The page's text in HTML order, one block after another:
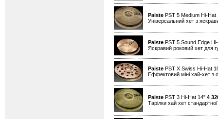
Paiste PST 5 Medium Hi-
Універсальний хет з
Paiste PST 5 Sound Edge
Яскравий роковий хет для
Paiste PST X Swiss Hi-Hat
Еффектовий міні хай-хет з
Paiste PST 3 Hi-Hat 14" 4
Тарілки хай хет